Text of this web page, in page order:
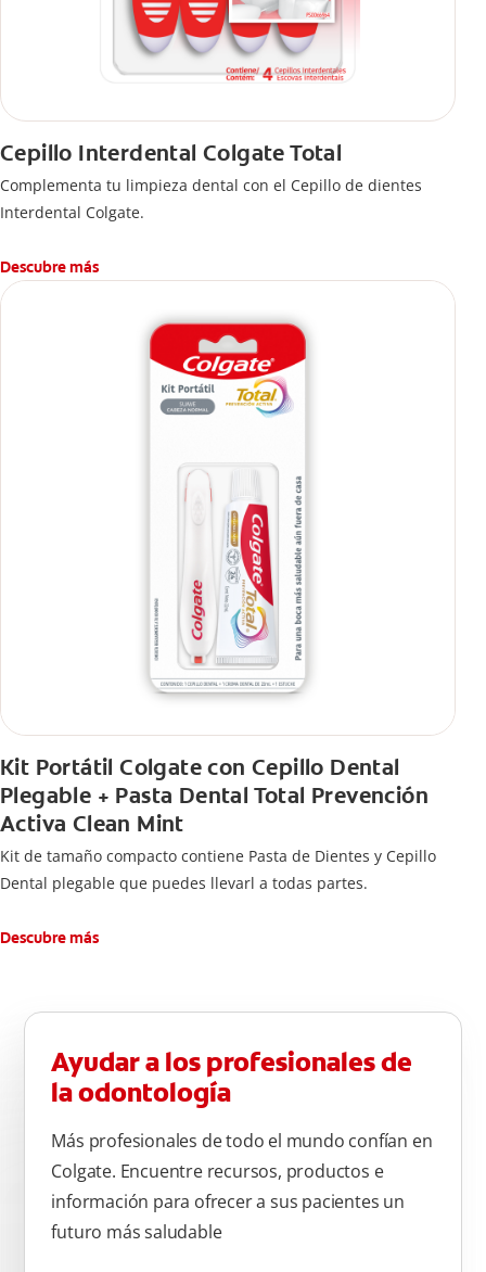
Cepillo Interdental Colgate Total
Complementa tu limpieza dental con el Cepillo de dientes
Interdental Colgate.
Descubre más
Kit Portátil Colgate con Cepillo Dental
Plegable + Pasta Dental Total Prevención
Activa Clean Mint
Kit de tamaño compacto contiene Pasta de Dientes y Cepillo
Dental plegable que puedes llevarl a todas partes.
Descubre más
Ayudar a los profesionales de
la odontología
Más profesionales de todo el mundo confían en
Colgate. Encuentre recursos, productos e
información para ofrecer a sus pacientes un
futuro más saludable